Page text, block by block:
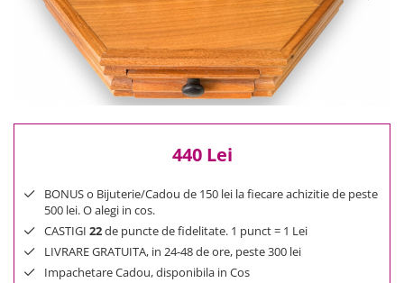
Cele mai noi
Cele mai vandute
Cele mai votate
Pret
200 Lei - 300 Lei
300 Lei - 500 Lei
500 Lei - 1000 Lei
1000 Lei +
440 Lei
BONUS o Bijuterie/Cadou de 150 lei la fiecare achizitie de peste
500 lei. O alegi in cos.
CASTIGI 22de puncte de fidelitate. 1 punct = 1 Lei
LIVRARE GRATUITA, in 24-48 de ore, peste 300 lei
Impachetare Cadou, disponibila in Cos